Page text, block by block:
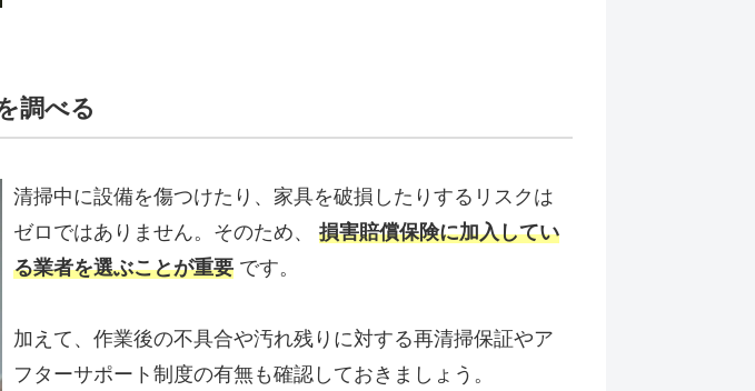
調べる
清掃中に設備を傷つけたり、家具を破損したりするリスクは
ゼロではありません。そのため、損害賠償保険に加入してい
る業者を選ぶことが重要 です。
加えて、作業後の不具合や汚れ残りに対する再清掃保証やア
フターサポート制度の有無も確認しておきましょう。